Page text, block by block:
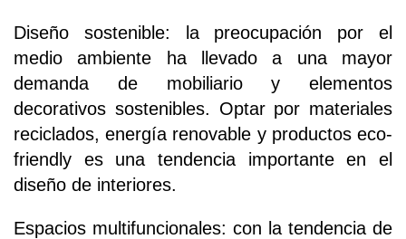
Diseño sostenible: la preocupación por el
medio ambiente ha llevado a una mayor
demanda de mobiliario y elementos
decorativos sostenibles. Optar por materiales
reciclados, energía renovable y productos eco-
friendly es una tendencia importante en el
diseño de interiores.
Espacios multifuncionales: con la tendencia de